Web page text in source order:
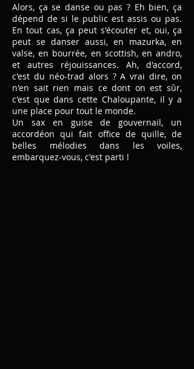
Alors, ça se danse ou pas ? Eh bien, ça
dépend de si le public est assis ou pas.
En tout cas, ça peut s'écouter et, oui, ça
peut se danser aussi, en mazurka, en
valse, en bourrée, en scottish, en andro,
et autres réjouissances. Ah, d'accord,
c'est du néo-trad alors ? A vrai dire, on
n'en sait rien mais ce dont on est sûr,
c'est que dans cette Chaloupante, il y a
une place pour tout le monde.
Un sax en guise de gouvernail, un
accordéon qui fait office de quille, de
belles mélodies dans les voiles,
embarquez-vous, c'est parti !